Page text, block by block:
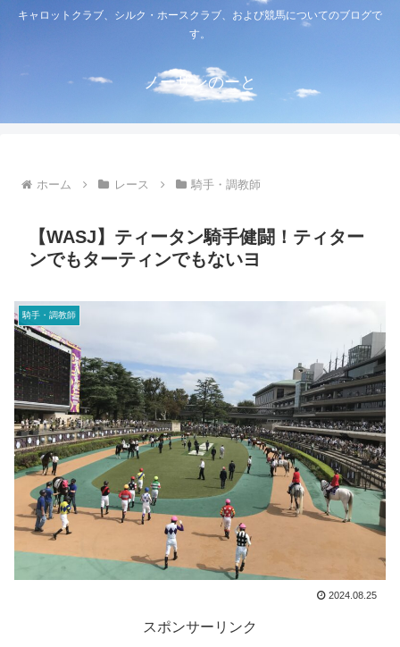
キャロットクラブ、シルク・ホースクラブ、および競馬についてのブログで
す。
ノーザンのーと
ホーム レース 騎手・調教師
【WASJ】ティータン騎手健闘！ティター
ンでもターティンでもないヨ
騎手・調教師
2024.08.25
スポンサーリンク